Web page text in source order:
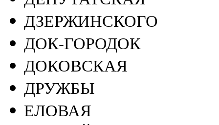
ДЗЕРЖИНСКОГО
ДОК-ГОРОДОК
ДОКОВСКАЯ
ДРУЖБЫ
ЕЛОВАЯ